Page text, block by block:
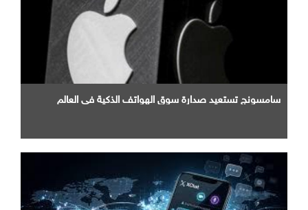
سامسونج تستعيد صدارة سوق الهواتف الذكية في العالم